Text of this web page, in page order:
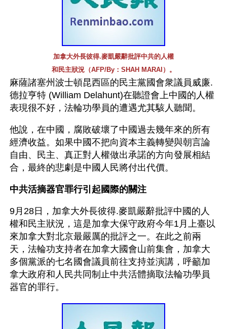
加拿大外長彼得.麥凱嚴辭批評中共的人權
和民主狀況（AFP/By：SHAH MARAI）。
麻薩諸塞州波士頓昆西區的民主黨國會衆議員威廉.
德拉亨特 (William Delahunt)在聽證會上中國的人權
表現很不好，法輪功學員的遭遇尤其駭人聽聞。
他說，在中國，腐敗破壞了中國過去幾年來的所有
經濟收益。如果中國不把向資本主義轉變與朝言論
自由、民主、真正對人權做出承諾的方向發展相結
合，最終的悲劇是中國人民將付出代價。
中共活摘器官罪行引起國際的關注
9月28日，加拿大外長彼得.麥凱嚴辭批評中國的人
權和民主狀況，這是加拿大保守政府今年1月上臺以
來加拿大對北京最嚴厲的批評之一。在此之前兩
天，法輪功支持者在加拿大國會山前集會，加拿大
多個黨派的七名國會議員前往支持並演講，呼籲加
拿大政府和人民共同制止中共活體摘取法輪功學員
器官的罪行。